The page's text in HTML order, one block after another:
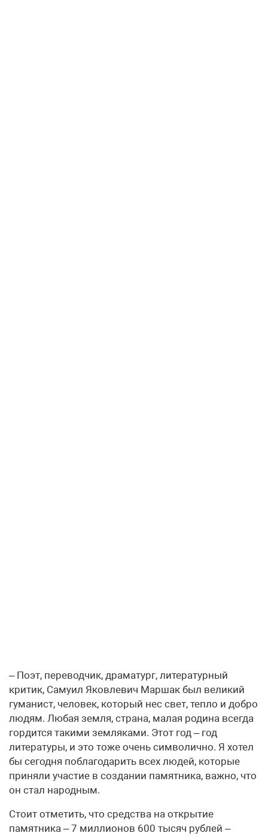
– Поэт, переводчик, драматург, литературный
критик, Самуил Яковлевич Маршак был великий
гуманист, человек, который нес свет, тепло и добро
людям. Любая земля, страна, малая родина всегда
гордится такими земляками. Этот год – год
литературы, и это тоже очень символично. Я хотел
бы сегодня поблагодарить всех людей, которые
приняли участие в создании памятника, важно, что
он стал народным.
Стоит отметить, что средства на открытие
памятника – 7 миллионов 600 тысяч рублей –